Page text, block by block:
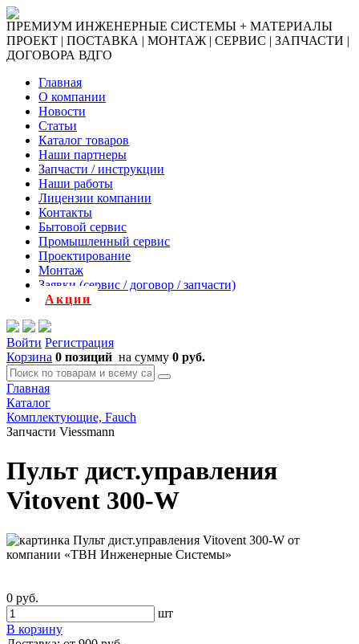
ПРЕМИУМ ИНЖЕНЕРНЫЕ СИСТЕМЫ + МАТЕРИАЛЫ
ПРОЕКТ | ПОСТАВКА | МОНТАЖ | СЕРВИС | ЗАПЧАСТИ |
ДОГОВОРА ВДГО
Главная
О компании
Новости
Статьи
Каталог товаров
Наши партнеры
Запчасти / инструкции
Наши работы
Лицензии компании
Контакты
Бытовой сервис
Промышленный сервис
Проектирование
Монтаж
Заявки (сервис / договор / запчасти)
Акции
Войти Регистрация
Корзина 0 позиций на сумму 0 руб.
Главная
Каталог
Комплектующие, Fauch
Запчасти Viessmann
Пульт дист.управления
Vitovent 300-W
0 руб.
шт
В корзину